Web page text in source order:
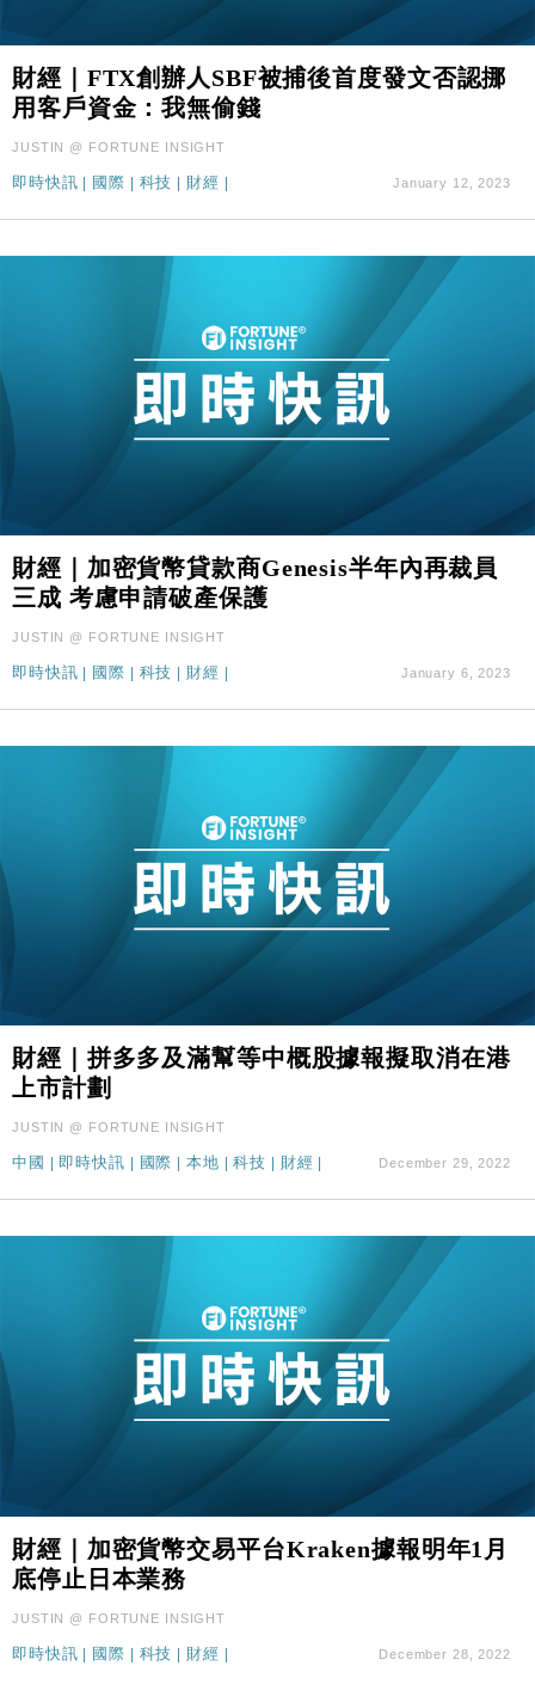
財經｜FTX創辦人SBF被捕後首度發文否認挪
用客戶資金：我無偷錢
JUSTIN @ FORTUNE INSIGHT
即時快訊 | 國際 | 科技 | 財經 | January 12, 2023
財經｜加密貨幣貸款商Genesis半年內再裁員
三成 考慮申請破產保護
JUSTIN @ FORTUNE INSIGHT
即時快訊 | 國際 | 科技 | 財經 | January 6, 2023
財經｜拼多多及滿幫等中概股據報擬取消在港
上市計劃
JUSTIN @ FORTUNE INSIGHT
中國 即時快訊 國際 本地 |科技 財經 December 29, 2022
財經｜加密貨幣交易平台Kraken據報明年1月
底停止日本業務
JUSTIN @ FORTUNE INSIGHT
即時快訊 | 國際 | 科技 | 財經 | December 28, 2022